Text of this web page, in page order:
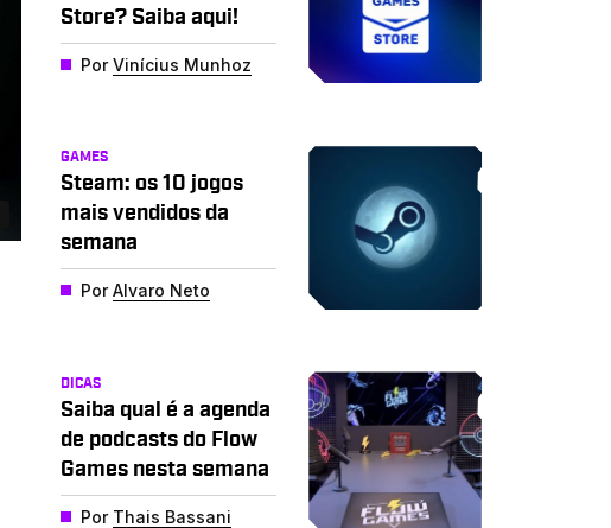
Store? Saiba aqui!
PorVinícius Munhoz
GAMES
Steam: os 10 jogos
mais vendidos da
semana
PorAlvaro Neto
DICAS
Saiba qual é a agenda
de podcasts do Flow
Games nesta semana
Por Thais Bassani